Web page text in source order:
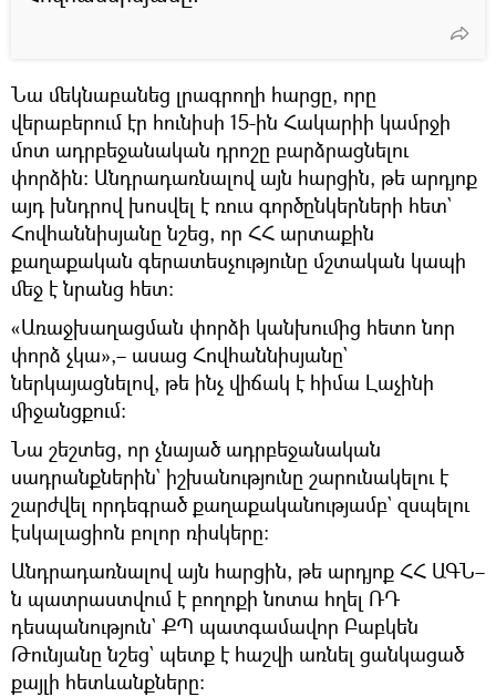
Նա մեկնաբանեց լրագրողի հարցը, որը
վերաբերում էր հունիսի 15-ին Հակարիի կամրջի
մոտ ադրբեջանական դրոշը բարձրացնելու
փորձին։ Անդրադառնալով այն հարցին, թե արդյոք
այդ խնդրով խոսվել է ռուս գործընկերների հետ`
Հովհաննիսյանը նշեց, որ ՀՀ արտաքին
քաղաքական գերատեսչությունը մշտական կապի
մեջ է նրանց հետ։
«Առաջխաղացման փորձի կանխումից հետո նոր
փորձ չկա»,– ասաց Հովհաննիսյանը`
ներկայացնելով, թե ինչ վիճակ է հիմա Լաչինի
միջանցքում։
Նա շեշտեց, որ չնայած ադրբեջանական
սադրանքներին` իշխանությունը շարունակելու է
շարժվել որդեգրած քաղաքականությամբ` զսպելու
էսկալացիոն բոլոր ռիսկերը։
Անդրադառնալով այն հարցին, թե արդյոք ՀՀ ԱԳՆ–
ն պատրաստվում է բողոքի նոտա հղել ՌԴ
դեսպանություն` ՔՊ պատգամավոր Բաբկեն
Թունյանը նշեց` պետք է հաշվի առնել ցանկացած
քայլի հետևանքները։